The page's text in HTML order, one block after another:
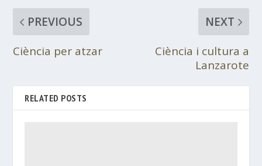
PREVIOUS
Ciència per atzar
NEXT
Ciència i cultura a
Lanzarote
RELATED POSTS